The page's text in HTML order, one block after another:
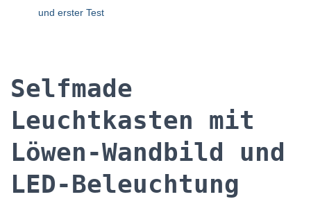
und erster Test
Selfmade
Leuchtkasten mit
Löwen-Wandbild und
LED-Beleuchtung